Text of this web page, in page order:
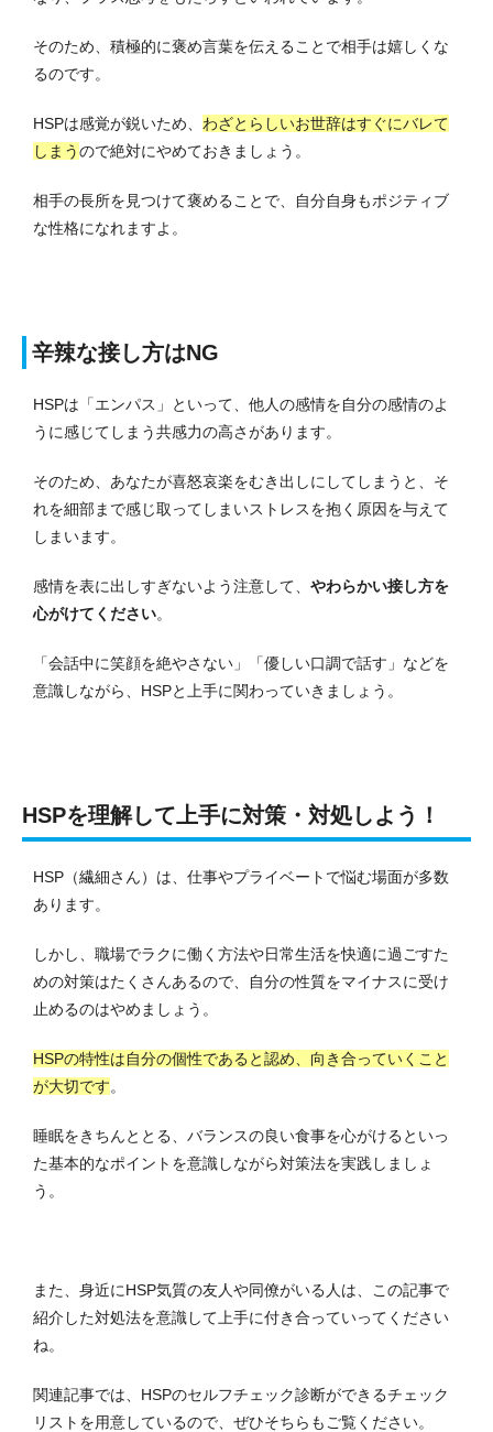
そのため、積極的に褒め言葉を伝えることで相手は嬉しくな
るのです。
HSPは感覚が鋭いため、 わざとらしいお世辞はすぐにバレて
しまうので絶対にやめておきましょう。
相手の長所を見つけて褒めることで、自分自身もポジティブ
な性格になれますよ。
辛辣な接し方はNG
HSPは「エンパス」といって、他人の感情を自分の感情のよ
うに感じてしまう共感力の高さがあります。
そのため、あなたが喜怒哀楽をむき出しにしてしまうと、そ
れを細部まで感じ取ってしまいストレスを抱く原因を与えて
しまいます。
感情を表に出しすぎないよう注意して、 やわらかい接し方を
心がけてください。
「会話中に笑顔を絶やさない」「優しい口調で話す」などを
意識しながら、HSPと上手に関わっていきましょう。
HSPを理解して上手に対策・対処しよう！
HSP（繊細さん）は、仕事やプライベートで悩む場面が多数
あります。
しかし、職場でラクに働く方法や日常生活を快適に過ごすた
めの対策はたくさんあるので、自分の性質をマイナスに受け
止めるのはやめましょう。
HSPの特性は自分の個性であると認め、向き合っていくこと
が大切です。
睡眠をきちんととる、バランスの良い食事を心がけるといっ
た基本的なポイントを意識しながら対策法を実践しましょ
う。
また、身近にHSP気質の友人や同僚がいる人は、この記事で
紹介した対処法を意識して上手に付き合っていってください
ね。
関連記事では、HSPのセルフチェック診断ができるチェック
リストを用意しているので、ぜひそちらもご覧ください。